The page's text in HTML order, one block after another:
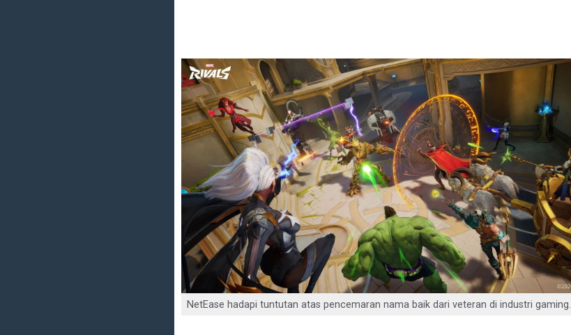
NetEase hadapi tuntutan atas pencemaran nama baik dari veteran di industri gaming.